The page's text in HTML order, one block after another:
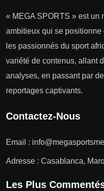
« MEGA SPORTS » est un
ambitieux qui se
les passionnés du sport
variété de contenus, allant
analyses, en passant par
reportages captivants.
Contactez-Nous
Email :
Adresse : Casablanca,
Les Plus